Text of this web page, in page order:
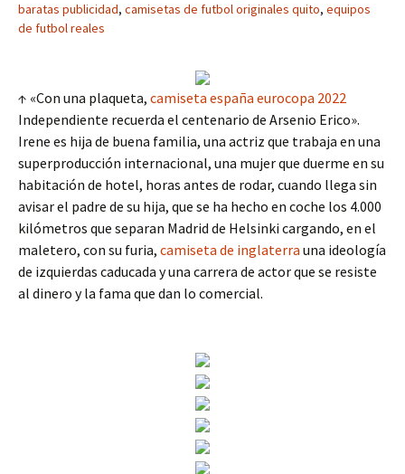
baratas publicidad, camisetas de futbol originales quito, equipos
de futbol reales
↑ «Con una plaqueta, camiseta españa eurocopa 2022
Independiente recuerda el centenario de Arsenio Erico».
Irene es hija de buena familia, una actriz que trabaja en una
superproducción internacional, una mujer que duerme en su
habitación de hotel, horas antes de rodar, cuando llega sin
avisar el padre de su hija, que se ha hecho en coche los 4.000
kilómetros que separan Madrid de Helsinki cargando, en el
maletero, con su furia, camiseta de inglaterra una ideología
de izquierdas caducada y una carrera de actor que se resiste
al dinero y la fama que dan lo comercial.